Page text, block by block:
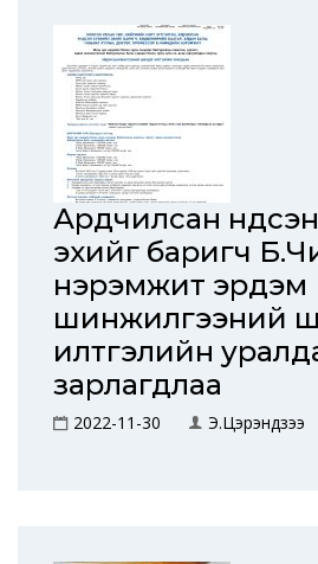
Ардчилсан
эхийг баригч
нэрэмжит эрдэм
шинжилгээний
илтгэлийн
зарлагдлаа
2022-11-30 Э.Цэрэндүзээ